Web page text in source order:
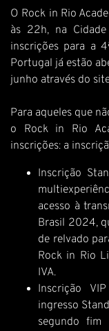
O Rock in Rio
às 22h, na
inscrições para a
Portugal já estão
junho através do
Para aqueles que
o Rock in Rio
inscrições: a
Inscrição
acesso à
Brasil 2024,
de relvado
Rock in Rio
IVA.
Inscrição
ingresso
segundo